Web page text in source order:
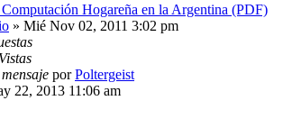
Hogareña en la Argentina (PDF)
» Mié Nov 02, 2011 3:02 pm
Vistas
porPoltergeist
22, 2013 11:06 am